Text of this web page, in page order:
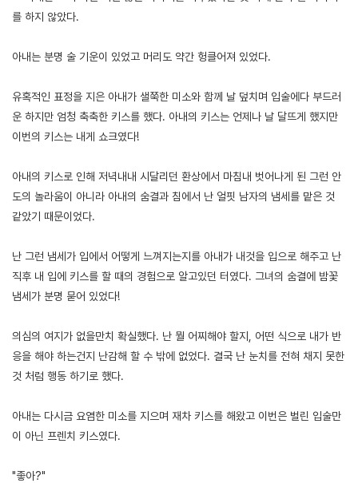
를 하지 않았다.
아내는 분명 술 기운이 있었고 머리도 약간 헝클어져 있었다.
유혹적인 표정을 지은 아내가 샐쭉한 미소와 함께 날 덮치며 입술에다 부드러
운 하지만 엄청 축축한 키스를 했다. 아내의 키스는 언제나 날 달뜨게 했지만
이번의 키스는 내게 쇼크였다!
아내의 키스로 인해 저녁내내 시달리던 환상에서 마침내 벗어나게 된 그런 안
도의 놀라움이 아니라 아내의 숨결과 침에서 난 얼핏 남자의 냄세를 맡은 것
같았기 때문이었다.
난 그런 냄세가 입에서 어떻게 느껴지는지를 아내가 내것을 입으로 해주고 난
직후 내 입에 키스를 할 때의 경험으로 알고있던 터였다. 그녀의 숨결에 밤꽃
냄세가 분명 묻어 있었다!
의심의 여지가 없을만치 확실했다. 난 뭘 어찌해야 할지, 어떤 식으로 내가 반
응을 해야 하는건지 난감해 할 수 밖에 없었다. 결국 난 눈치를 전혀 채지 못한
것 처럼 행동 하기로 했다.
아내는 다시금 요염한 미소를 지으며 재차 키스를 해왔고 이번은 벌린 입술만
이 아닌 프렌치 키스였다.
"좋아?"